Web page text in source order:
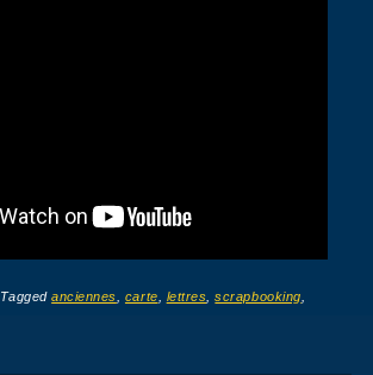
Taggedanciennes carte lettres ,scrapbooking